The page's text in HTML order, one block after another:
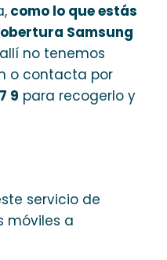
como lo que estás
Samsung
no tenemos
o contacta por
9 para recogerlo y
servicio de
móviles a